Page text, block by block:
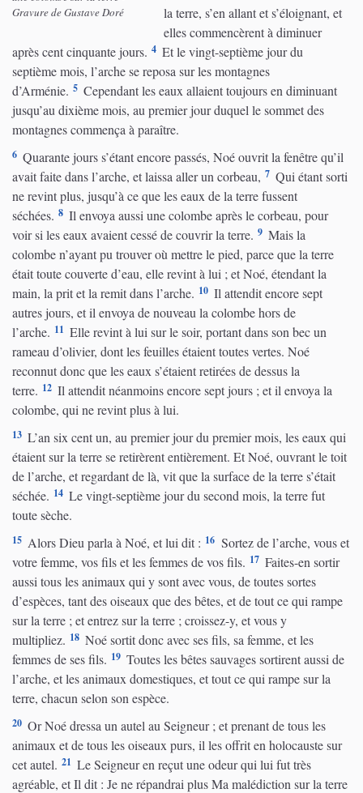
Gravure de Gustave Doré
la terre, s’en allant et s’éloignant, et
elles commencèrent à diminuer
après cent cinquante jours. 4 Et le vingt-septième jour du
septième mois, l’arche se reposa sur les montagnes
d’Arménie. 5 Cependant les eaux allaient toujours en diminuant
jusqu’au dixième mois, au premier jour duquel le sommet des
montagnes commença à paraître.
6 Quarante jours s’étant encore passés, Noé ouvrit la fenêtre qu’il
avait faite dans l’arche, et laissa aller un corbeau, 7 Qui étant sorti
ne revint plus, jusqu’à ce que les eaux de la terre fussent
séchées. 8 Il envoya aussi une colombe après le corbeau, pour
voir si les eaux avaient cessé de couvrir la terre. 9 Mais la
colombe n’ayant pu trouver où mettre le pied, parce que la terre
était toute couverte d’eau, elle revint à lui ; et Noé, étendant la
main, la prit et la remit dans l’arche. 10 Il attendit encore sept
autres jours, et il envoya de nouveau la colombe hors de
l’arche. 11 Elle revint à lui sur le soir, portant dans son bec un
rameau d’olivier, dont les feuilles étaient toutes vertes. Noé
reconnut donc que les eaux s’étaient retirées de dessus la
terre. 12 Il attendit néanmoins encore sept jours ; et il envoya la
colombe, qui ne revint plus à lui.
13 L’an six cent un, au premier jour du premier mois, les eaux qui
étaient sur la terre se retirèrent entièrement. Et Noé, ouvrant le toit
de l’arche, et regardant de là, vit que la surface de la terre s’était
séchée. 14 Le vingt-septième jour du second mois, la terre fut
toute sèche.
15 Alors Dieu parla à Noé, et lui dit : 16 Sortez de l’arche, vous et
votre femme, vos fils et les femmes de vos fils. 17 Faites-en sortir
aussi tous les animaux qui y sont avec vous, de toutes sortes
d’espèces, tant des oiseaux que des bêtes, et de tout ce qui rampe
sur la terre ; et entrez sur la terre ; croissez-y, et vous y
multipliez. 18 Noé sortit donc avec ses fils, sa femme, et les
femmes de ses fils. 19 Toutes les bêtes sauvages sortirent aussi de
l’arche, et les animaux domestiques, et tout ce qui rampe sur la
terre, chacun selon son espèce.
20 Or Noé dressa un autel au Seigneur ; et prenant de tous les
animaux et de tous les oiseaux purs, il les offrit en holocauste sur
cet autel. 21 Le Seigneur en reçut une odeur qui lui fut très
agréable, et Il dit : Je ne répandrai plus Ma malédiction sur la terre